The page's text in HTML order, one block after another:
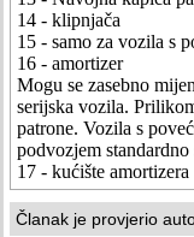
14 - klipnjača
15 - samo za vozila s
16 - amortizer
Mogu se zasebno
serijska vozila.
patrone. Vozila s
podvozjem
17 - kućište amortizera
Članak je provjerio